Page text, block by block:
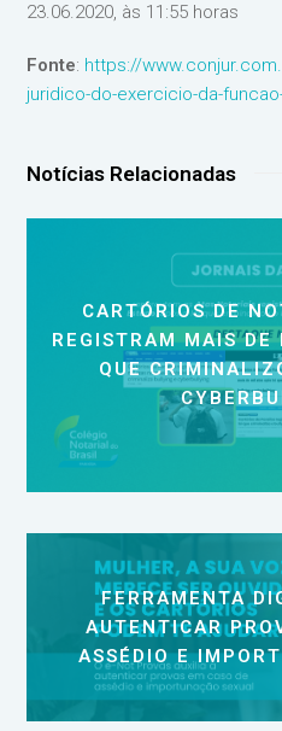
23.06.2020, às 11:55 horas
Fonte: https://
juridico-do-exercicio-da-
Notícias Relacionadas
CARTÓRIOS DE
REGISTRAM MAIS
QUE
FERRAMENTA
AUTENTICAR
ASSÉDIO E